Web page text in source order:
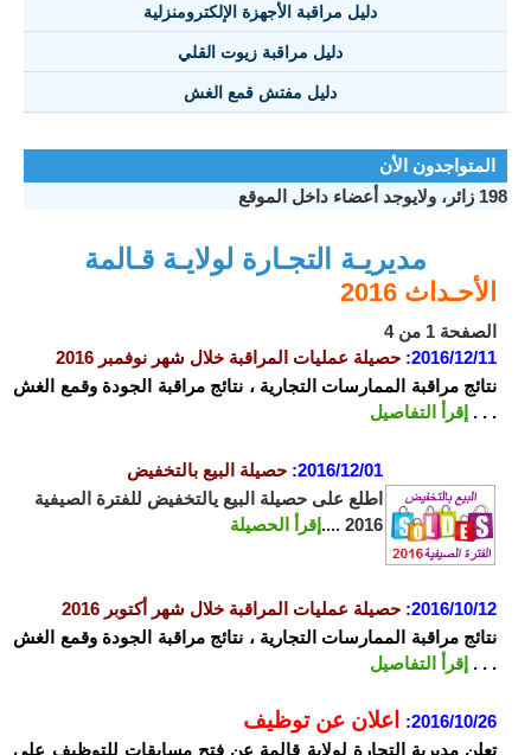
دليل مراقبة الأجهزة الإلكترومنزلية
دليل مراقبة زيوت القلي
دليل مفتش قمع الغش
المتواجدون الأن
198 زائر، ولايوجد أعضاء داخل الموقع
مديريـة التجـارة لولايـة قـالمة
الأحـداث 2016
الصفحة 1 من 4
2016/12/11: حصيلة عمليات المراقبة خلال شهر نوفمبر 2016
نتائج مراقبة الممارسات التجارية ، نتائج مراقبة الجودة وقمع الغش
. .
. إقرأ التفاصيل
2016/12/01: حصيلة البيع بالتخفيض
اطلع على حصيلة البيع يالتخفيض للفترة الصيفية
2016 ....
إقرأ الحصيلة
2016/10/12: حصيلة عمليات المراقبة خلال شهر أكتوبر 2016
نتائج مراقبة الممارسات التجارية ، نتائج مراقبة الجودة وقمع الغش
. .
. إقرأ التفاصيل
2016/10/26: اعلان عن توظيف
تعلن مديرية التجارة لولاية قالمة عن فتح مسابقات للتوظيف على